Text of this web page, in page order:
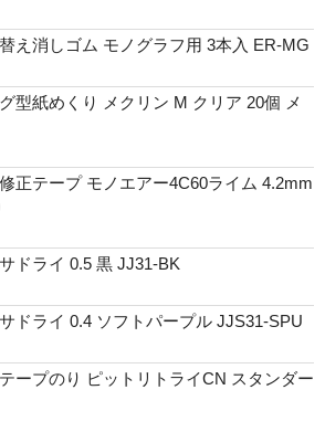
え消しゴム モノグラフ用 3本入 ER-MG
型紙めくり メクリン M クリア 20個 メ
正テープ モノエアー4C60ライム 4.2mm
ドライ 0.5 黒 JJ31-BK
ドライ 0.4 ソフトパープル JJS31-SPU
ープのり ピットリトライCN スタンダー